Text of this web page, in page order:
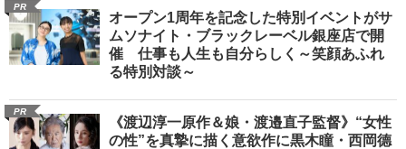
PR
オープン1周年を記念した特別イベントがサ
ムソナイト・ブラックレーベル銀座店で開
催 仕事も人生も自分らしく～笑顔あふれ
る特別対談～
PR
《渡辺淳一原作＆娘・渡邉直子監督》“女性
の性”を真摯に描く意欲作に黒木瞳・西岡德